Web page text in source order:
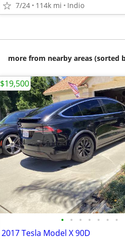
7/24 114k mi Indio
more from nearby areas (sorted
• • • • • • •
2017 Tesla Model X 90D
$19,500